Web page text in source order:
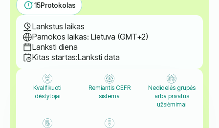
15Protokolas
Lankstus laikas
Pamokos laikas: Lietuva (GMT+2)
Lanksti diena
Kitas startas:Lanksti data
Kvalifikuoti
dėstytojai
Remiantis CEFR
sistema
Nedidelės grupės
arba privatūs
užsiėmimai